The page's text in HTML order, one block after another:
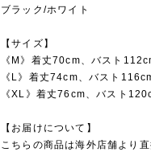
ブラック/ホワイト
【サイズ】
《M》着丈70cm、バスト
《L》着丈74cm、バスト
《XL》着丈76cm、バスト
【お届けについて】
こちらの商品は海外店舗より直